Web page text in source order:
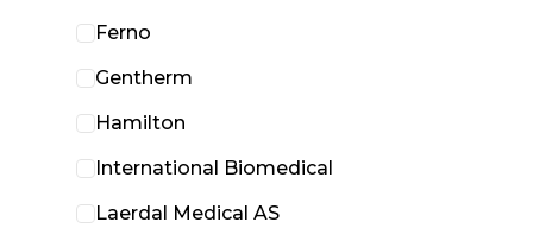
Ferno
Gentherm
Hamilton
International Biomedical
Laerdal Medical AS